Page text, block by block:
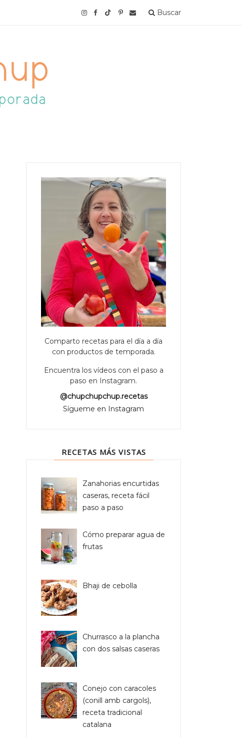
Buscar
Comparto recetas para el día a día
con productos de temporada.
Encuentra los vídeos con el paso a
paso en Instagram.
@chupchupchup.recetas
Sígueme en Instagram
RECETAS MÁS VISTAS
Zanahorias encurtidas
caseras, receta fácil
paso a paso
Cómo preparar agua de
frutas
Bhaji de cebolla
Churrasco a la plancha
con dos salsas caseras
Conejo con caracoles
(conill amb cargols),
receta tradicional
catalana